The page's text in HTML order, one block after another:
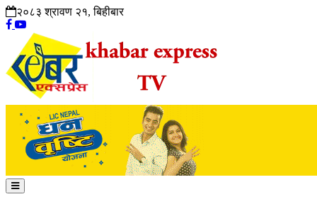
२०८३ श्रावण २१, बिहीबार